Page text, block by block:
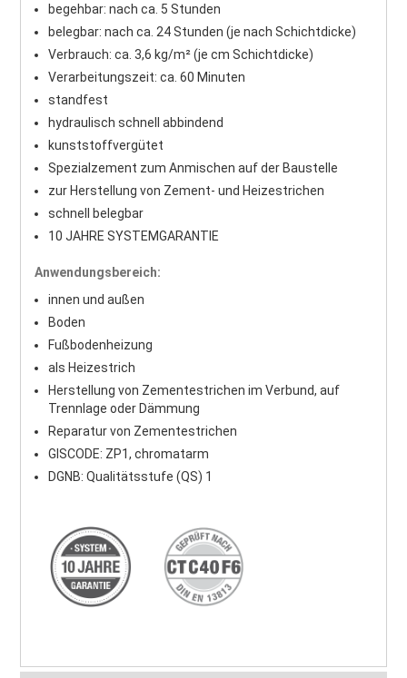
begehbar: nach ca. 5 Stunden
belegbar: nach ca. 24 Stunden (je nach Schichtdicke)
Verbrauch: ca. 3,6 kg/m² (je cm Schichtdicke)
Verarbeitungszeit: ca. 60 Minuten
standfest
hydraulisch schnell abbindend
kunststoffvergütet
Spezialzement zum Anmischen auf der Baustelle
zur Herstellung von Zement- und Heizestrichen
schnell belegbar
10 JAHRE SYSTEMGARANTIE
Anwendungsbereich:
innen und außen
Boden
Fußbodenheizung
als Heizestrich
Herstellung von Zementestrichen im Verbund, auf
Trennlage oder Dämmung
Reparatur von Zementestrichen
GISCODE: ZP1, chromatarm
DGNB: Qualitätsstufe (QS) 1